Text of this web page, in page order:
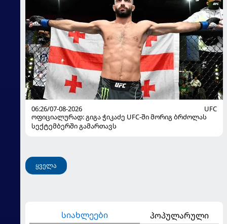
06:26/07-08-2026
UFC
ოფიციალურად: გიგა ჭიკაძე UFC-ში მორიგ ბრძოლას
სექტემბერში გამართავს
ყველა
სიახლეები პოპულარული